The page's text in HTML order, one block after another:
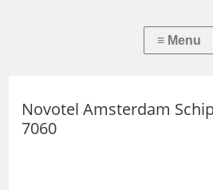
Novotel Amsterdam
7060